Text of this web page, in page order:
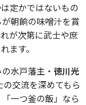
定かではないもの
朝餉の味噌汁を賞
が次第に武士や庶
ます。
水戸藩主・ 徳川光
の交流を深めてもら
一つ釜の飯」なら